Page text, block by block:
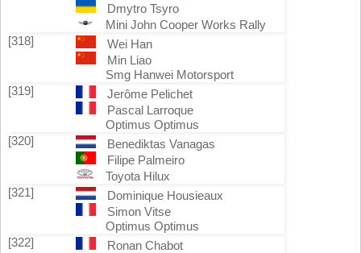
Dmytro Tsyro
Mini John Cooper Works Rally
[318]
Wei Han
Min Liao
Smg Hanwei Motorsport
[319]
Jerôme Pelichet
Pascal Larroque
Optimus Optimus
[320]
Benediktas Vanagas
Filipe Palmeiro
Toyota Hilux
[321]
Dominique Housieaux
Simon Vitse
Optimus Optimus
[322]
Ronan Chabot